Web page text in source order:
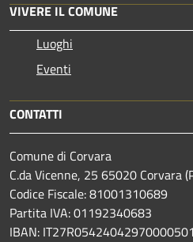
VIVERE IL COMUNE
Luoghi
Eventi
CONTATTI
Comune di Corvara
C.da Vicenne, 25 65020 Corvara
Codice Fiscale: 81001310689
Partita IVA: 01192340683
IBAN: